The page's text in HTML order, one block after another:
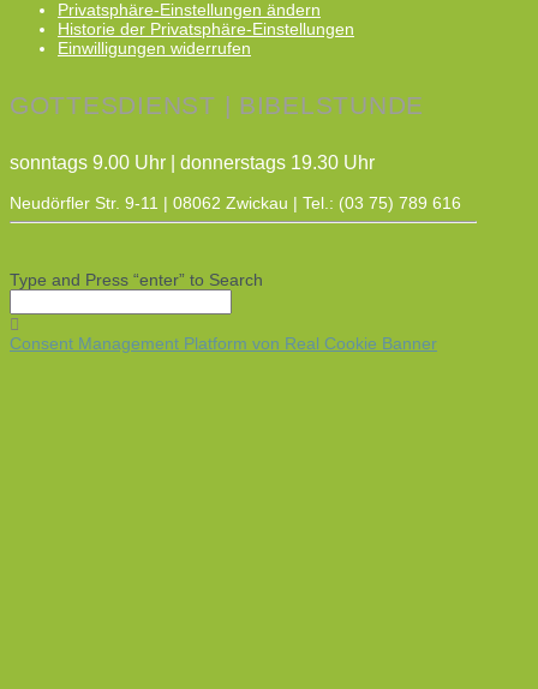
Privatsphäre-Einstellungen ändern
Historie der Privatsphäre-Einstellungen
Einwilligungen widerrufen
GOTTESDIENST | BIBELSTUNDE
sonntags 9.00 Uhr | donnerstags 19.30 Uhr
Neudörfler Str. 9-11 | 08062 Zwickau | Tel.: (03 75) 789 616
Type and Press “enter” to Search
Consent Management Platform von Real Cookie Banner